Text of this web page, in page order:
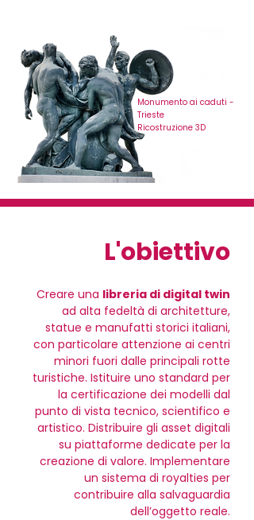
Monumento ai caduti -
Trieste
Ricostruzione 3D
L'obiettivo
Creare una libreria di digital twin
ad alta fedeltà di architetture,
statue e manufatti storici italiani,
con particolare attenzione ai centri
minori fuori dalle principali rotte
turistiche. Istituire uno standard per
la certificazione dei modelli dal
punto di vista tecnico, scientifico e
artistico. Distribuire gli asset digitali
su piattaforme dedicate per la
creazione di valore. Implementare
un sistema di royalties per
contribuire alla salvaguardia
dell’oggetto reale.